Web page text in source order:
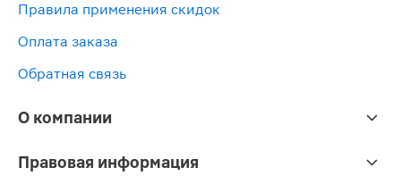
Правила применения скидок
Оплата заказа
Обратная связь
О компании
Правовая информация